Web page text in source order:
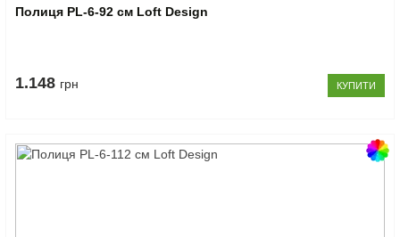
Полиця PL-6-92 см Loft Design
1.148 грн КУПИТИ